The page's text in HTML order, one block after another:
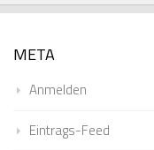
META
Anmelden
Eintrags-Feed